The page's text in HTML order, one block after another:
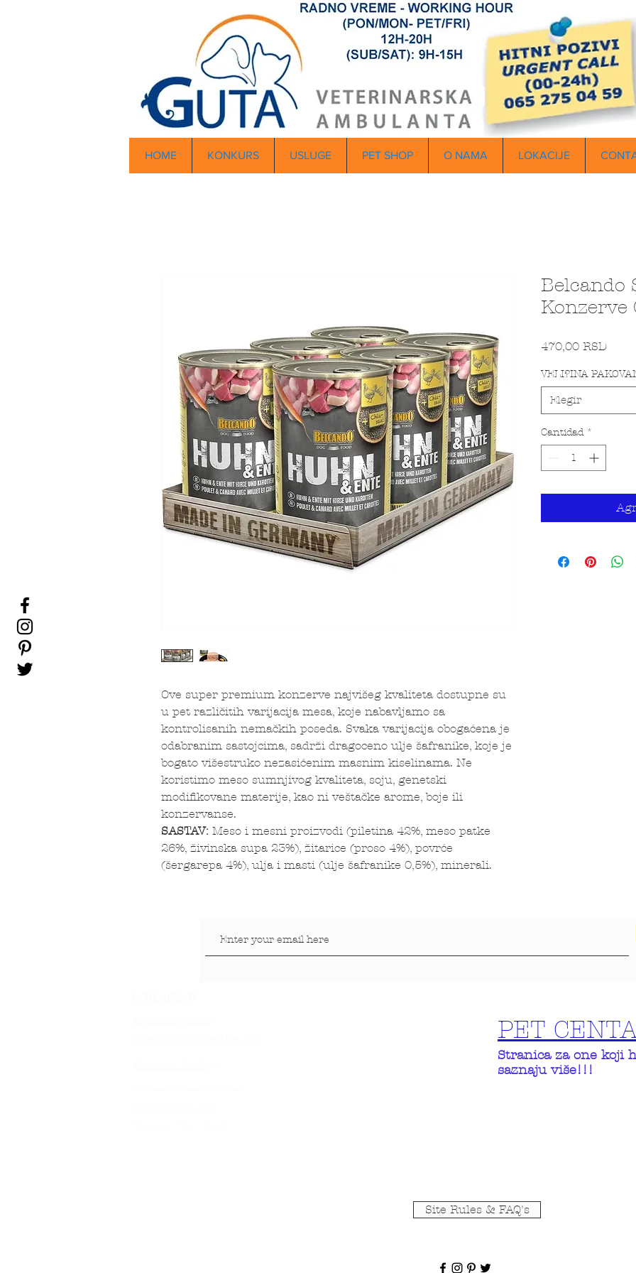
HOME KONKURS USLUGE PET SHOP O NAMA LOKACIJE
Ove super premium konzerve najvišeg kvaliteta dostupne su
u pet različitih varijacija mesa, koje nabavljamo sa
kontrolisanih nemačkih poseda. Svaka varijacija obogaćena je
odabranim sastojcima, sadrži dragoceno ulje šafranike, koje je
bogato višestruko nezasićenim masnim kiselinama. Ne
koristimo meso sumnjivog kvaliteta, soju, genetski
modifikovane materije, kao ni veštačke arome, boje ili
konzervanse.
SASTAV: Meso i mesni proizvodi (piletina 42%, meso patke
26%, živinska supa 23%), žitarice (proso 4%), povrće
(šergarepa 4%), ulja i masti (ulje šafranike 0,5%), minerali.
Belcando
Konzerve
470,00 RSDPrecio
VELI?INA
Elegir
Cantidad *
PET
Stranica za one koji
saznaju više!!!
Site Rules & FAQ's